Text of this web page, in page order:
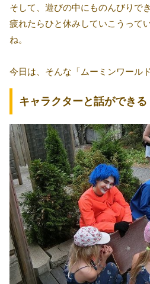
そして、遊びの中にものんびりで
疲れたらひと休みしていこうって
ね。
今日は、そんな「ムーミンワール
キャラクターと話ができる